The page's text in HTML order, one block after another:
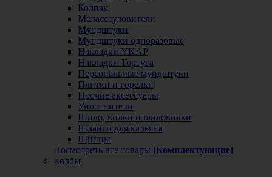
Колпак
Мелассоуловители
Мундштуки
Мундштуки одноразовые
Накладки YKAP
Накладки Тортуга
Персональные мундштуки
Плитки и горелки
Прочие аксессуары
Уплотнители
Шило, вилки и шиловилки
Шланги для кальяна
Щипцы
Посмотреть все товары [Комплектующие]
Колбы